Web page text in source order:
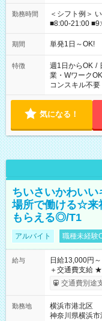
勤務時間
＜シフト例＞
■8:00-21:00
期間 単発1日～OK!
特徴 週1日からOK /
業・WワークOK
コンスキル不要
気になる！
ちいさいかわい
場所で働ける☆来
もらえる◎/T1
アルバイト 職種未経験
給与
日給13,000円～
＋交通費支給 ★交通費全額支給！ ┗案件により規定あり ★日払
いOK！（規定
ンビニATMから 日
交通費別途
勤務地
横浜市港北区
神奈川県横浜市